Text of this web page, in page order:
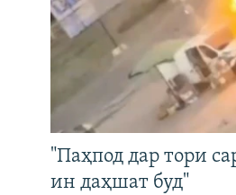
"Паҳпод дар тори
ин даҳшат буд"